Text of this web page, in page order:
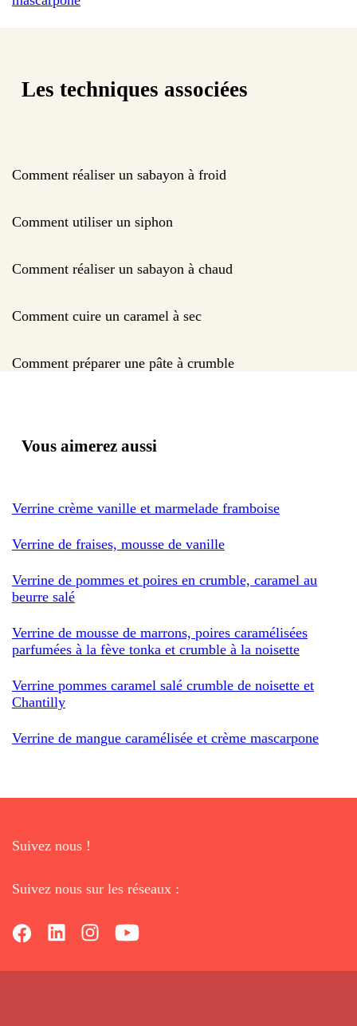
Les techniques associées
Comment réaliser un sabayon à froid
Comment utiliser un siphon
Comment réaliser un sabayon à chaud
Comment cuire un caramel à sec
Comment préparer une pâte à crumble
Vous aimerez aussi
Verrine crème vanille et marmelade framboise
Verrine de fraises, mousse de vanille
Verrine de pommes et poires en crumble, caramel au
beurre salé
Verrine de mousse de marrons, poires caramélisées
parfumées à la fève tonka et crumble à la noisette
Verrine pommes caramel salé crumble de noisette et
Chantilly
Verrine de mangue caramélisée et crème mascarpone
Suivez nous !
Suivez nous sur les réseaux :